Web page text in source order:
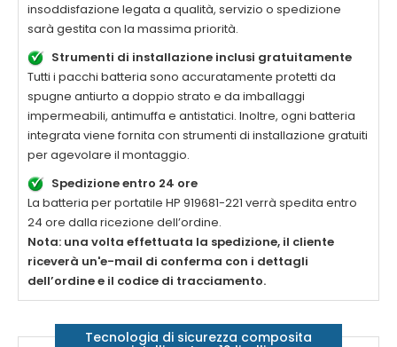
insoddisfazione legata a qualità, servizio o spedizione
sarà gestita con la massima priorità.
Strumenti di installazione inclusi gratuitamente
Tutti i pacchi batteria sono accuratamente protetti da
spugne antiurto a doppio strato e da imballaggi
impermeabili, antimuffa e antistatici. Inoltre, ogni batteria
integrata viene fornita con strumenti di installazione gratuiti
per agevolare il montaggio.
Spedizione entro 24 ore
La batteria per portatile HP 919681-221 verrà spedita entro
24 ore dalla ricezione dell’ordine.
Nota: una volta effettuata la spedizione, il cliente
riceverà un'e-mail di conferma con i dettagli
dell’ordine e il codice di tracciamento.
Tecnologia di sicurezza composita